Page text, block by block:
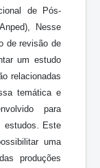
de Pós-
Nesse
de revisão de
um estudo
relacionadas
temática e
para
estudos. Este
uma
produções